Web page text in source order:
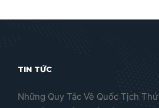
TIN TỨC
Những Quy Tắc Về Quốc Tịch Thứ